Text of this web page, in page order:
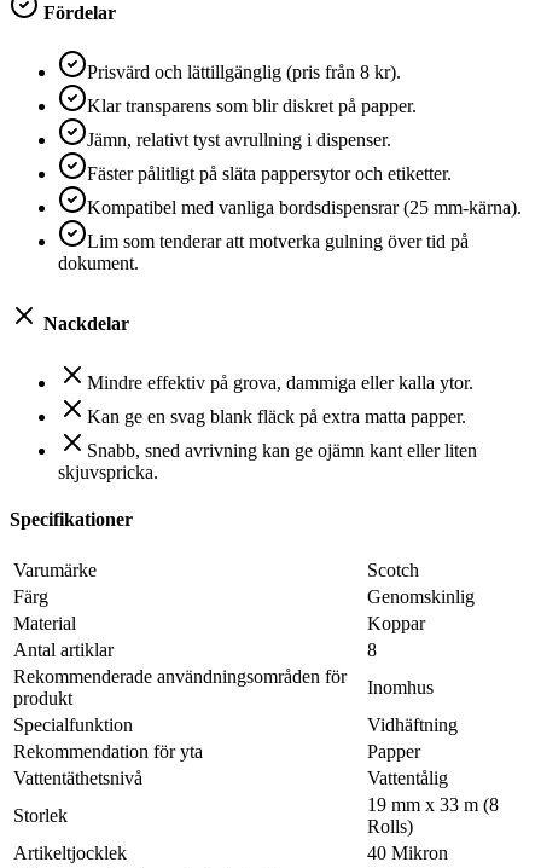
Fördelar
Prisvärd och lättillgänglig (pris från 8 kr).
Klar transparens som blir diskret på papper.
Jämn, relativt tyst avrullning i dispenser.
Fäster pålitligt på släta pappersytor och etiketter.
Kompatibel med vanliga bordsdispensrar (25 mm-kärna).
Lim som tenderar att motverka gulning över tid på
dokument.
Nackdelar
Mindre effektiv på grova, dammiga eller kalla ytor.
Kan ge en svag blank fläck på extra matta papper.
Snabb, sned avrivning kan ge ojämn kant eller liten
skjuvspricka.
Specifikationer
Varumärke
Scotch
Färg
Genomskinlig
Material
Koppar
Antal artiklar
8
Rekommenderade användningsområden för
produkt
Inomhus
Specialfunktion
Vidhäftning
Rekommendation för yta
Papper
Vattentäthetsnivå
Vattentålig
Storlek
19 mm x 33 m (8
Rolls)
Artikeltjocklek
40 Mikron